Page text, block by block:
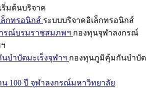
เริ่มต้นบริจาค
ล็กทรอนิกส์ ระบบบริจาคอิเล็กทรอนิกส์
รณ์บรมราชสมภพฯ กองทุนจุฬาลงกรณ์
บำบัดมะเร็งจุฬาฯ กองทุนภูมิคุ้มกันบำบัด
100 ปี จุฬาลงกรณ์มหาวิทยาลัย